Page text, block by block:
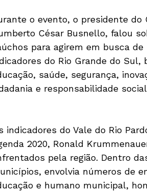
o evento, o presidente do
César Busnello, falou
para agirem em busca
do Rio Grande do
saúde, segurança,
e responsabilidade
indicadores do Vale do Rio
2020, Ronald
pela região. Dentro
envolvia números de
e humano municipal,